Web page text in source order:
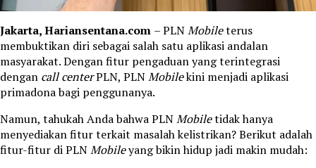
Jakarta, Hariansentana.com – PLNMobileterus
membuktikan diri sebagai salah satu aplikasi andalan
masyarakat. Dengan fitur pengaduan yang terintegrasi
dengan call centerPLN, PLNMobilekini menjadi aplikasi
primadona bagi penggunanya.
Namun, tahukah Anda bahwa PLNMobiletidak hanya
menyediakan fitur terkait masalah kelistrikan? Berikut adalah
fitur-fitur di PLNMobileyang bikin hidup jadi makin mudah: